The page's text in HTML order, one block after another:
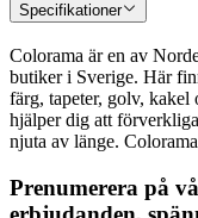
Specifikationer
Colorama är en av
butiker i Sverige. Här
färg, tapeter, golv,
hjälper dig att
njuta av länge.
Prenumerera på